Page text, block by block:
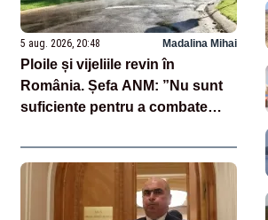
5 aug. 2026, 20:48 Madalina Mihai
Ploile și vijeliile revin în
România. Șefa ANM: ”Nu sunt
suficiente pentru a combate
situația Dunării”